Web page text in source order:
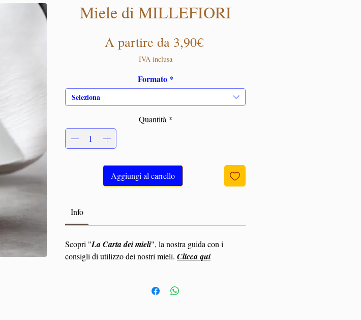
Miele di MILLEFIORI
A partire da 3,90€Prezzo scontato
IVA inclusa
Formato *
Seleziona
Quantità *
Aggiungi al carrello
Info
Scopri "La Carta dei mieli", la nostra guida con i
consigli di utilizzo dei nostri mieli. Clicca qui